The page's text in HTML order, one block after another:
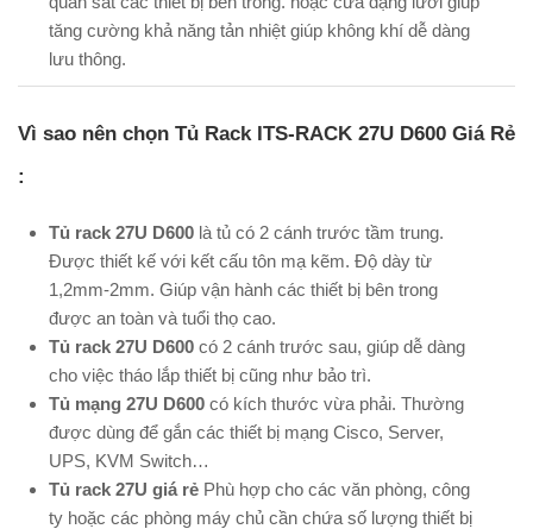
tăng cường khả năng tản nhiệt giúp không khí dễ dàng
lưu thông.
Vì sao nên chọn Tủ Rack ITS-RACK 27U D600 Giá Rẻ
:
Tủ rack 27U D600 là tủ có 2 cánh trước tầm trung.
Được thiết kế với kết cấu tôn mạ kẽm. Độ dày từ
1,2mm-2mm. Giúp vận hành các thiết bị bên trong
được an toàn và tuổi thọ cao.
Tủ rack 27U D600 có 2 cánh trước sau, giúp dễ dàng
cho việc tháo lắp thiết bị cũng như bảo trì.
Tủ mạng 27U D600 có kích thước vừa phải. Thường
được dùng để gắn các thiết bị mạng Cisco, Server,
UPS, KVM Switch…
Tủ rack 27U giá rẻ Phù hợp cho các văn phòng, công
ty hoặc các phòng máy chủ cần chứa số lượng thiết bị